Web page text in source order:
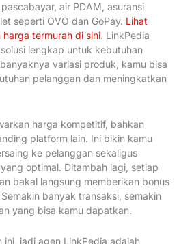
air PDAM, asuransi
seperti OVO dan GoPay. Lihat
termurah di sini. LinkPedia
lengkap untuk kebutuhan
variasi produk, kamu bisa
pelanggan dan meningkatkan
harga kompetitif, bahkan
platform lain. Ini bikin kamu
ke pelanggan sekaligus
optimal. Ditambah lagi, setiap
bakal langsung memberikan bonus
banyak transaksi, semakin
yang bisa kamu dapatkan.
ini, jadi agen LinkPedia adalah